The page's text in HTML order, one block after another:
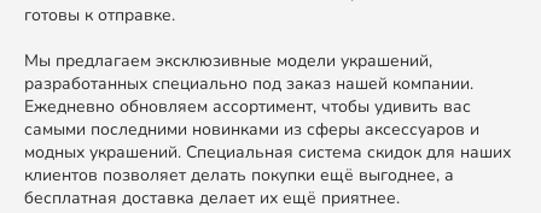
готовы к отправке.
Мы предлагаем эксклюзивные модели украшений,
разработанных специально под заказ нашей компании.
Ежедневно обновляем ассортимент, чтобы удивить вас
самыми последними новинками из сферы аксессуаров и
модных украшений. Специальная система скидок для наших
клиентов позволяет делать покупки ещё выгоднее, а
бесплатная доставка делает их ещё приятнее.